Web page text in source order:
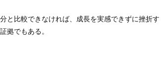
と比較できなければ、成長を実感できずに挫折す
拠でもある。